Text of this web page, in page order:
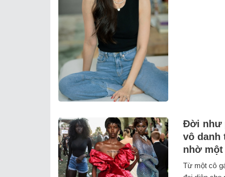
Đời như
vô danh
nhờ
Từ một cô